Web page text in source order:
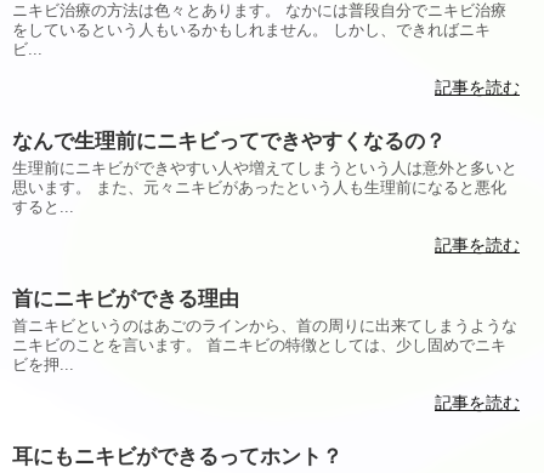
ニキビ治療の方法は色々とあります。 なかには普段自分でニキビ治療
をしているという人もいるかもしれません。 しかし、できればニキ
ビ...
記事を読む
なんで生理前にニキビってできやすくなるの？
生理前にニキビができやすい人や増えてしまうという人は意外と多いと
思います。 また、元々ニキビがあったという人も生理前になると悪化
すると...
記事を読む
首にニキビができる理由
首ニキビというのはあごのラインから、首の周りに出来てしまうような
ニキビのことを言います。 首ニキビの特徴としては、少し固めでニキ
ビを押...
記事を読む
耳にもニキビができるってホント？